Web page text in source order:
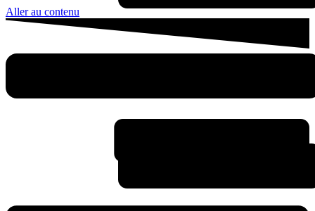
Aller au contenu